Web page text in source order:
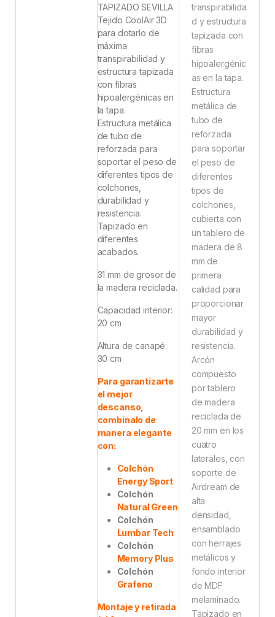
TAPIZADO SEVILLA
Tejido CoolAir 3D
para dotarlo de
máxima
transpirabilidad y
estructura tapizada
con fibras
hipoalergénicas en
la tapa.
Estructura metálica
de tubo de
reforzada para
soportar el peso de
diferentes tipos de
colchones,
durabilidad y
resistencia.
Tapizado en
diferentes
acabados.
31 mm de grosor de
la madera reciclada.
Capacidad interior:
20 cm
Altura de canapé:
30 cm
Para garantizarte
el mejor
descanso,
combínalo de
manera elegante
con:
Colchón
Energy Sport
Colchón
Natural Green
Colchón
Lumbar Tech
Colchón
Memory Plus
Colchón
Grafeno
Montaje y retirada
transpirabilida
d y estructura
tapizada con
fibras
hipoalergénic
as en la tapa.
Estructura
metálica de
tubo de
reforzada
para soportar
el peso de
diferentes
tipos de
colchones,
cubierta con
un tablero de
madera de 8
mm de
primera
calidad para
proporcionar
mayor
durabilidad y
resistencia.
Arcón
compuesto
por tablero
de madera
reciclada de
20 mm en los
cuatro
laterales, con
soporte de
Airdream de
alta
densidad,
ensamblado
con herrajes
metálicos y
fondo interior
de MDF
melaminado.
Tapizado en